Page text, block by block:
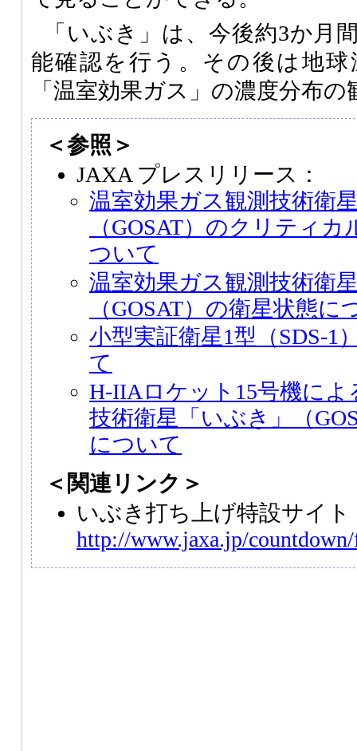
「いぶき」は、今後約3か月
能確認を行う。その後は地
「温室効果ガス」の濃度分布
＜参照＞
JAXA プレスリリース：
温室効果ガス観測技術衛
（GOSAT）のクリティ
ついて
温室効果ガス観測技術衛
（GOSAT）の衛星状態に
小型実証衛星1型（SDS-1
て
H-IIAロケット15号機によ
技術衛星「いぶき」（
について
＜関連リンク＞
いぶき打ち上げ特設サイト
http://www.jaxa.jp/